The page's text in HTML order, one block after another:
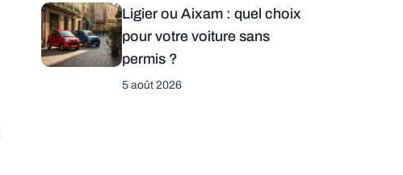
Ligier ou Aixam : quel choix
pour votre voiture sans
permis ?
5 août 2026